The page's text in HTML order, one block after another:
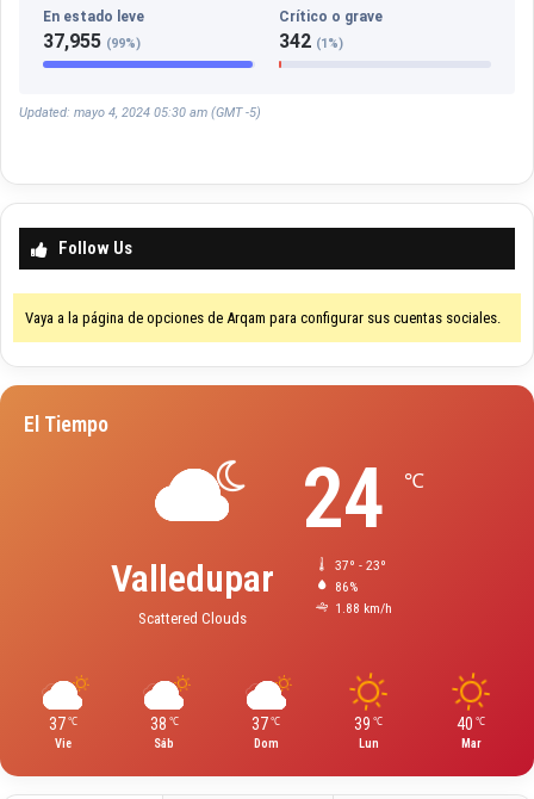
En estado leve
37,955 (99%)
Crítico o grave
342 (1%)
Updated: mayo 4, 2024 05:30 am (GMT -5)
Follow Us
Vaya a la página de opciones de Arqam para configurar sus cuentas sociales.
El Tiempo
Valledupar
Scattered Clouds
24 ℃
37º - 23º
86%
1.88 km/h
37 ℃
Vie
38 ℃
Sáb
37 ℃
Dom
39 ℃
Lun
40 ℃
Mar